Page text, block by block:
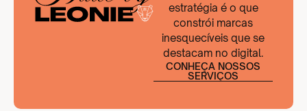
estratégia é o que
constrói marcas
inesquecíveis que se
destacam no digital.
CONHEÇA NOSSOS
SERVIÇOS